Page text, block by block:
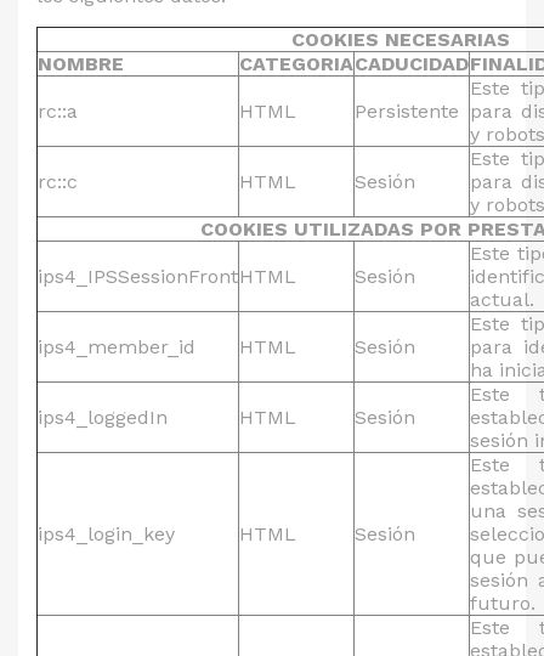
COOKIES NECESARIAS
NOMBRE
CATEGORIACADUCIDAD
rc::a HTML Persistente
Este
para
y
rc::c HTML Sesión
Este
para
y
COOKIES UTILIZADAS POR
ips4_IPSSessionFrontHTML Sesión
Este
actual.
ips4_member_id HTML Sesión
Este
para
ha
ips4_loggedIn HTML Sesión
Este
sesión
ips4_login_key HTML Sesión
Este
una
que
sesión
futuro.
Este